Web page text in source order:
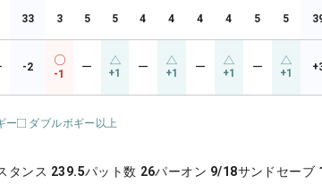
33 3 5 5 4 4 4 4 5 5
-2
-1
ー +1 ー +1 ー +1 ー +1
ー ダブルボギー以上
タンス 239.5パット数 26パーオン 9/18サンドセーブ